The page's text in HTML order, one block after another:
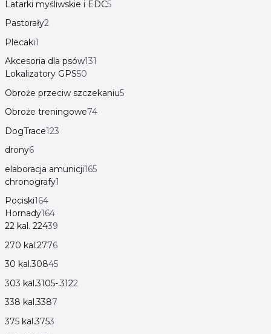
Latarki myśliwskie i EDC5
Pastorały2
Plecaki1
Akcesoria dla psów131
Lokalizatory GPS50
Obroże przeciw szczekaniu5
Obroże treningowe74
DogTrace123
drony6
elaboracja amunicji165
chronografy1
Pociski164
Hornady164
22 kal. 22439
270 kal.2776
30 kal.30845
303 kal.3105-.3122
338 kal.3387
375 kal.3753